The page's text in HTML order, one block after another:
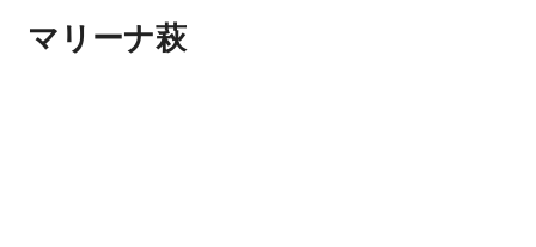
マリーナ萩